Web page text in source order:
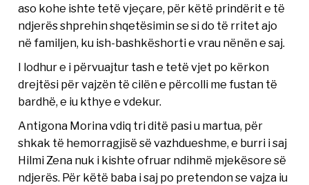
aso kohe ishte tetë vjeçare, për këtë prindërit e të
ndjerës shprehin shqetësimin se si do të rritet ajo
në familjen, ku ish-bashkëshorti e vrau nënën e saj.
I lodhur e i përvuajtur tash e tetë vjet po kërkon
drejtësi për vajzën të cilën e përcolli me fustan të
bardhë, e iu kthye e vdekur.
Antigona Morina vdiq tri ditë pasi u martua, për
shkak të hemorragjisë së vazhdueshme, e burri i saj
Hilmi Zena nuk i kishte ofruar ndihmë mjekësore së
ndjerës. Për këtë baba i saj po pretendon se vajza iu